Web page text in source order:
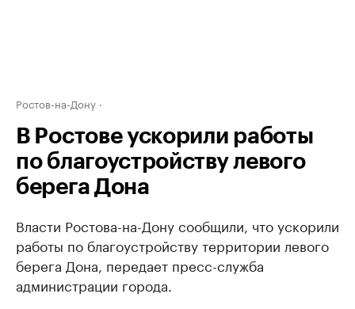
Ростов-на-Дону
В Ростове ускорили работы
по благоустройству левого
берега Дона
Власти Ростова-на-Дону сообщили, что ускорили
работы по благоустройству территории левого
берега Дона, передает пресс-служба
администрации города.